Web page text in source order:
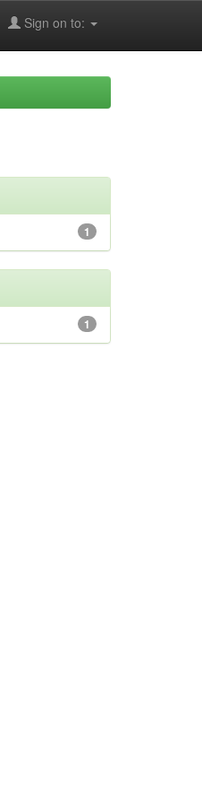
Sign on to:
1
1